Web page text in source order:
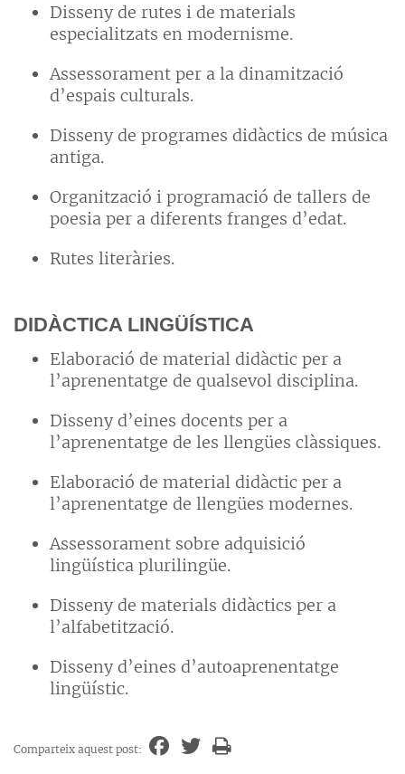
Disseny de rutes i de materials
especialitzats en modernisme.
Assessorament per a la dinamització
d’espais culturals.
Disseny de programes didàctics de música
antiga.
Organització i programació de tallers de
poesia per a diferents franges d’edat.
Rutes literàries.
DIDÀCTICA LINGÜÍSTICA
Elaboració de material didàctic per a
l’aprenentatge de qualsevol disciplina.
Disseny d’eines docents per a
l’aprenentatge de les llengües clàssiques.
Elaboració de material didàctic per a
l’aprenentatge de llengües modernes.
Assessorament sobre adquisició
lingüística plurilingüe.
Disseny de materials didàctics per a
l’alfabetització.
Disseny d’eines d’autoaprenentatge
lingüístic.
Comparteix aquest post: